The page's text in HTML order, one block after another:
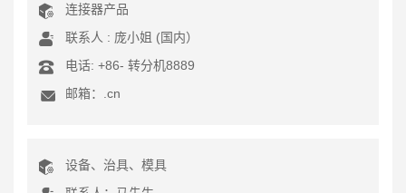
连接器产品
联系人 : 庞小姐 (国内）
电话: +86- 转分机8889
邮箱：.cn
设备、治具、模具